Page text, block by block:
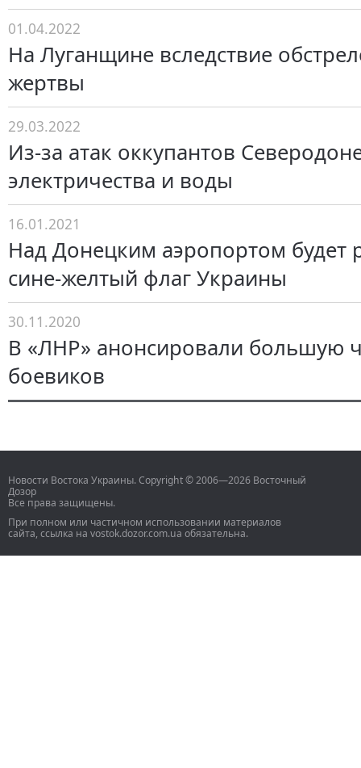
01.04.2022
На Луганщине вследствие
жертвы
29.03.2022
Из-за атак оккупантов
электричества и воды
16.01.2021
Над Донецким аэропортом будет
сине-желтый флаг Украины
30.11.2020
В «ЛНР» анонсировали большую
боевиков
Новости Востока Украины. Copyright © 2006—2026 Восточный
Дозор
Все права защищены.
При полном или частичном использовании материалов
сайта, ссылка на vostok.dozor.com.ua обязательна.